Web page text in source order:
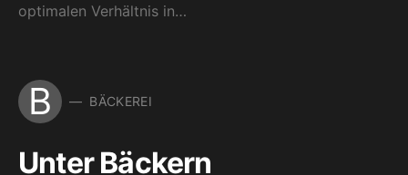
optimalen Verhältnis in…
B BÄCKEREI
Unter Bäckern